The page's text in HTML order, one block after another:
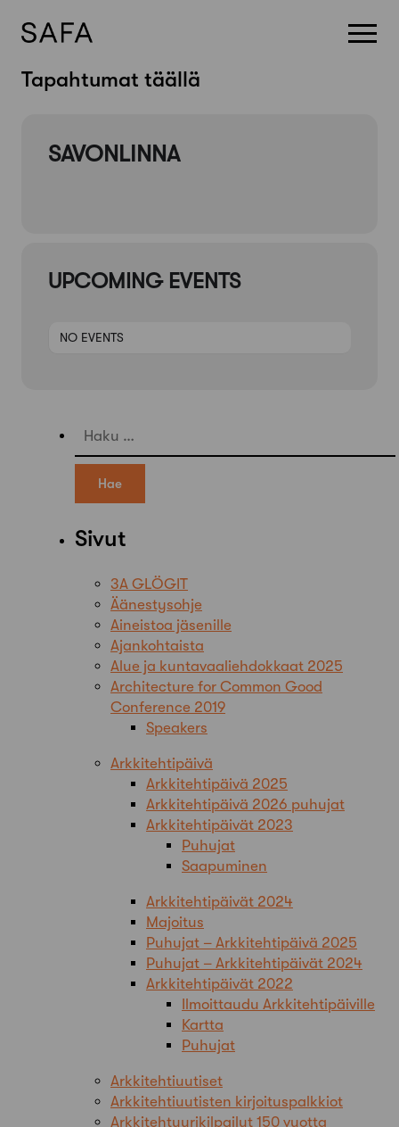
SkipTapahtumat täällä
SAVONLINNA
UPCOMING EVENTS
NO EVENTS
Haku:
Sivut
3A GLÖGIT
Äänestysohje
Aineistoa jäsenille
Ajankohtaista
Alue ja kuntavaaliehdokkaat 2025
Architecture for Common Good
Conference 2019
Speakers
Arkkitehtipäivä
Arkkitehtipäivä 2025
Arkkitehtipäivä 2026 puhujat
Arkkitehtipäivät 2023
Puhujat
Saapuminen
Arkkitehtipäivät 2024
Majoitus
Puhujat – Arkkitehtipäivä 2025
Puhujat – Arkkitehtipäivät 2024
Arkkitehtipäivät 2022
Ilmoittaudu Arkkitehtipäiville
Kartta
Puhujat
Arkkitehtiuutiset
Arkkitehtiuutisten kirjoituspalkkiot
Arkkitehtuurikilpailut 150 vuotta